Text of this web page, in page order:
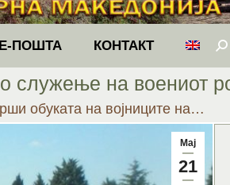
Е-ПОШТА КОНТАКТ
служење на воениот
обуката на војниците на…
Мај
21